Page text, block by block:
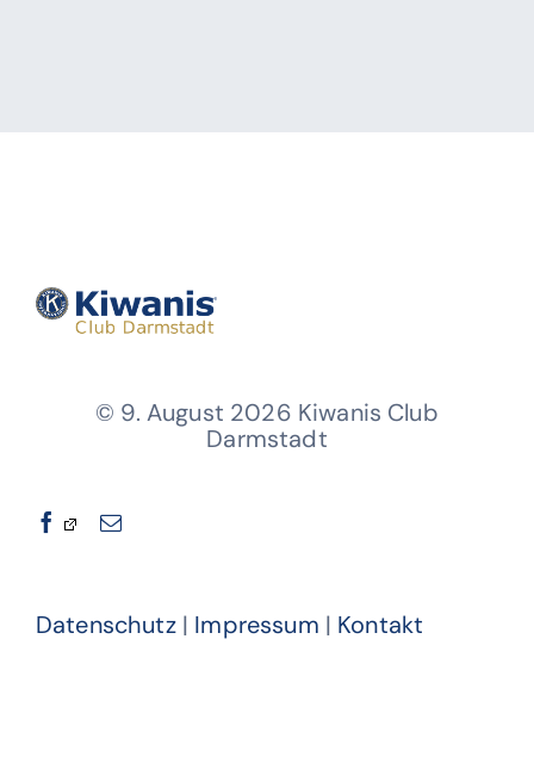
© 9. August 2026 Kiwanis Club
Darmstadt
Datenschutz| Impressum | Kontakt